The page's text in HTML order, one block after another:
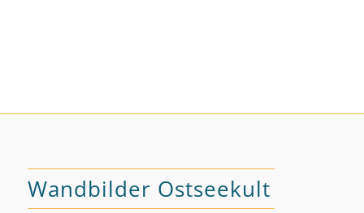
Wandbilder Ostseekult